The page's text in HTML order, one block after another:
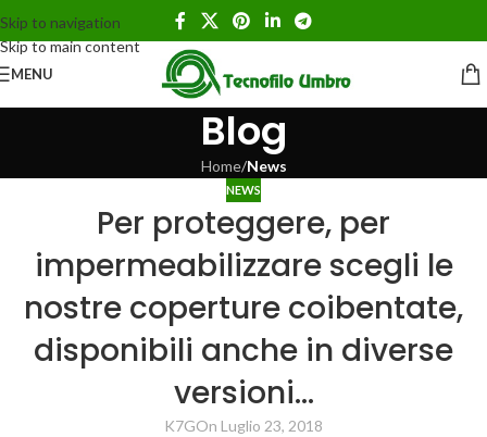
Skip to navigation
Skip to main content
MENU
Blog
Home/News
NEWS
Per proteggere, per
impermeabilizzare scegli le
nostre coperture coibentate,
disponibili anche in diverse
versioni…
K7GOn Luglio 23, 2018